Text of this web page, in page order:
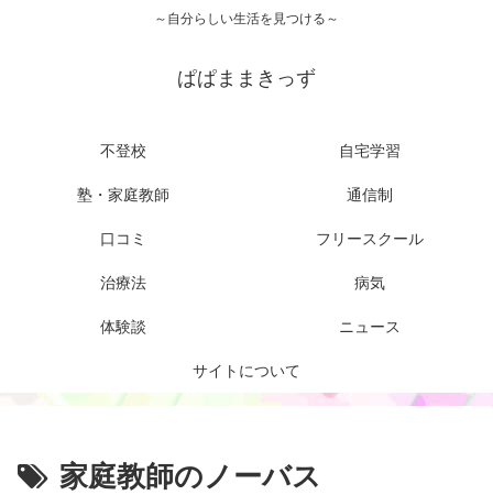
～自分らしい生活を見つける～
ぱぱままきっず
不登校 自宅学習
塾・家庭教師 通信制
口コミ フリースクール
治療法 病気
体験談 ニュース
サイトについて
家庭教師のノーバス